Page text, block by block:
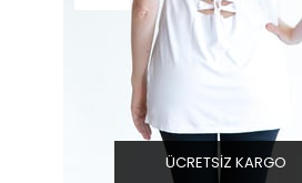
ÜCRETSIZ KARGO